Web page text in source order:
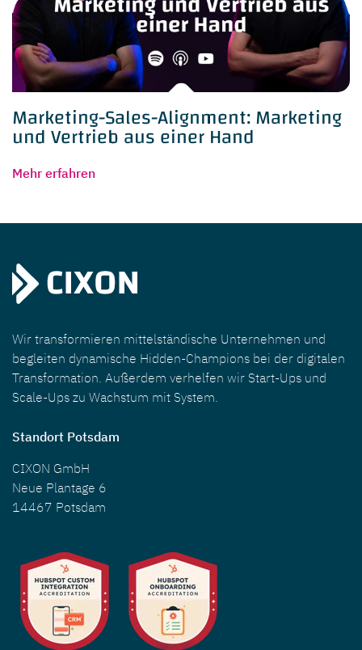
Marketing-Sales-Alignment: Marketing
und Vertrieb aus einer Hand
Mehr erfahren
Wir transformieren mittelständische Unternehmen und
begleiten dynamische Hidden-Champions bei der digitalen
Transformation. Außerdem verhelfen wir Start-Ups und
Scale-Ups zu Wachstum mit System.
Standort Potsdam
CIXON GmbH
Neue Plantage 6
14467 Potsdam